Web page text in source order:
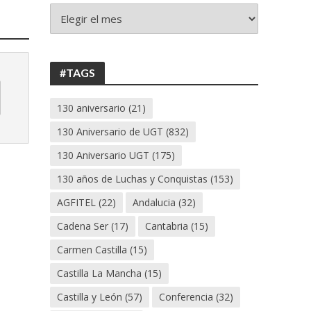
130
#TAGS
130 aniversario (21)
130 Aniversario de UGT (832)
130 Aniversario UGT (175)
130 años de Luchas y Conquistas (153)
AGFITEL (22) Andalucia (32)
Cadena Ser (17) Cantabria (15)
Carmen Castilla (15)
Castilla La Mancha (15)
Castilla y León (57) Conferencia (32)